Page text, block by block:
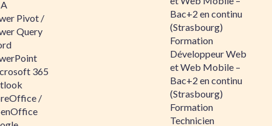
Pivot /
Query
365
/
Bac+2 en continu
(Strasbourg)
Formation
Développeur Web
et Web Mobile –
Bac+2 en continu
(Strasbourg)
Formation
Technicien